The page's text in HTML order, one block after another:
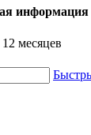
информация
12 месяцев